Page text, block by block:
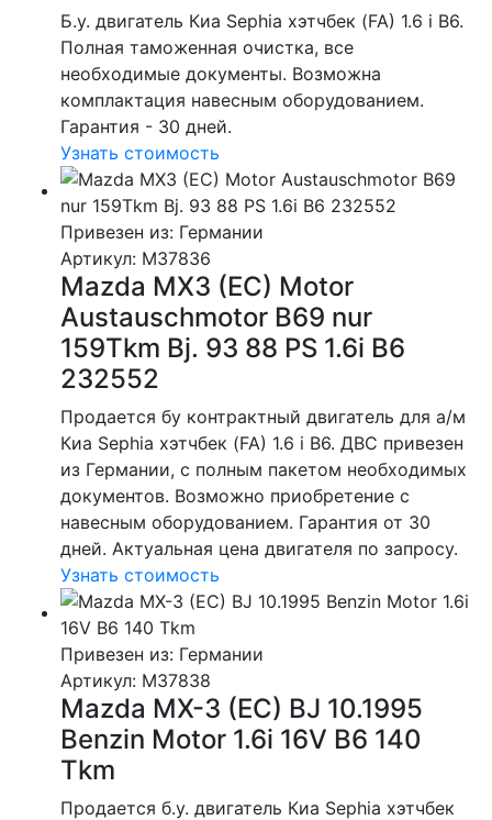
Б.у. двигатель Киа Sephia хэтчбек (FA) 1.6 i B6.
Полная таможенная очистка, все
необходимые документы. Возможна
комплактация навесным оборудованием.
Гарантия - 30 дней.
Узнать стоимость
Привезен из: Германии
Артикул: M37836
Mazda MX3 (EC) Motor
Austauschmotor B69 nur
159Tkm Bj. 93 88 PS 1.6i B6
232552
Продается бу контрактный двигатель для а/м
Киа Sephia хэтчбек (FA) 1.6 i B6. ДВС привезен
из Германии, с полным пакетом необходимых
документов. Возможно приобретение с
навесным оборудованием. Гарантия от 30
дней. Актуальная цена двигателя по запросу.
Узнать стоимость
Привезен из: Германии
Артикул: M37838
Mazda MX-3 (EC) BJ 10.1995
Benzin Motor 1.6i 16V B6 140
Tkm
Продается б.у. двигатель Киа Sephia хэтчбек